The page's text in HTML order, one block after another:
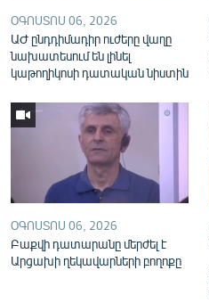
English
Русский
ՕԳՈՍՏՈՍ 06, 2026
ԱԺ ընդդիմադիր ուժերը վաղը
նախատեսում են լինել
կաթողիկոսի դատական նիստին
ՕԳՈՍՏՈՍ 06, 2026
Բաքվի դատարանը մերժել է
Արցախի ղեկավարների բողոքը